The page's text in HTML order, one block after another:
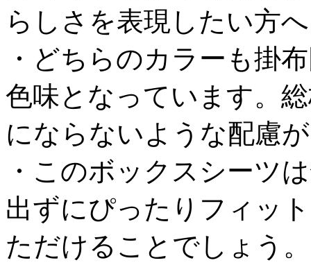
らしさを表現したい方
・どちらのカラーも掛
色味となっています。
にならないような配慮
・このボックスシーツ
出ずにぴったりフィッ
ただけることでしょう